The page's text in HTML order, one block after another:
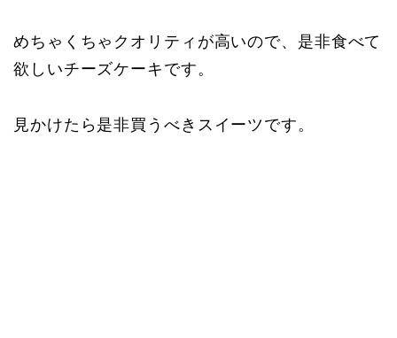
めちゃくちゃクオリティが高いので、是非食べて
欲しいチーズケーキです。
見かけたら是非買うべきスイーツです。